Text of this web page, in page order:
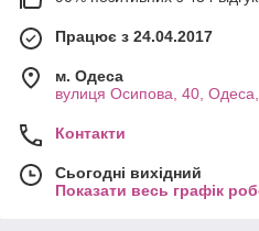
можливий протягом
❤️ Умови доставки
«Нова Пошта»
Працює з 24.04.2017
м. Одеса
вулиця Осипова, 40, Одеса,
Контакти
Сьогодні вихідний
Показати весь графік